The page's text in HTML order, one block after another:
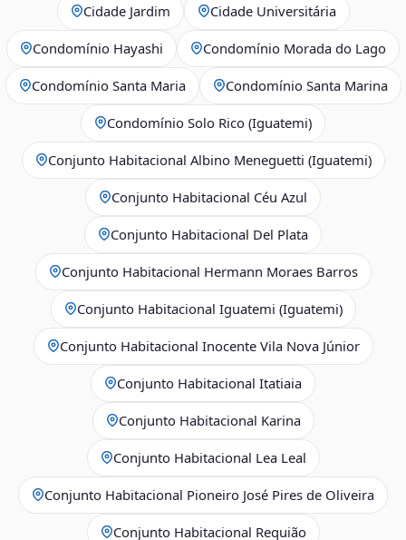
Cidade Jardim Cidade Universitária
Condomínio Hayashi Condomínio Morada do Lago
Condomínio Santa Maria Condomínio Santa Marina
Condomínio Solo Rico (Iguatemi)
Conjunto Habitacional Albino Meneguetti (Iguatemi)
Conjunto Habitacional Céu Azul
Conjunto Habitacional Del Plata
Conjunto Habitacional Hermann Moraes Barros
Conjunto Habitacional Iguatemi (Iguatemi)
Conjunto Habitacional Inocente Vila Nova Júnior
Conjunto Habitacional Itatiaia
Conjunto Habitacional Karina
Conjunto Habitacional Lea Leal
Conjunto Habitacional Pioneiro José Pires de Oliveira
Conjunto Habitacional Requião